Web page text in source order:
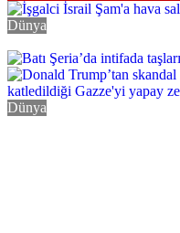
Dünya
Dünya
Dünya